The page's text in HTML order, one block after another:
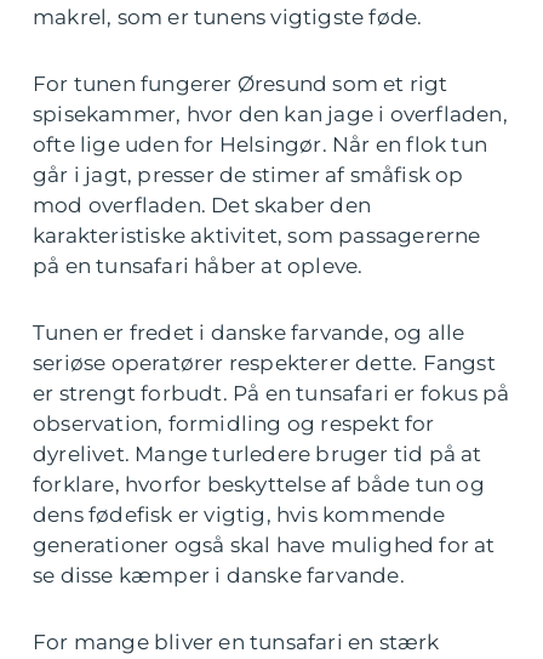
makrel, som er tunens vigtigste føde.
For tunen fungerer Øresund som et rigt
spisekammer, hvor den kan jage i overfladen,
ofte lige uden for Helsingør. Når en flok tun
går i jagt, presser de stimer af småfisk op
mod overfladen. Det skaber den
karakteristiske aktivitet, som passagererne
på en tunsafari håber at opleve.
Tunen er fredet i danske farvande, og alle
seriøse operatører respekterer dette. Fangst
er strengt forbudt. På en tunsafari er fokus på
observation, formidling og respekt for
dyrelivet. Mange turledere bruger tid på at
forklare, hvorfor beskyttelse af både tun og
dens fødefisk er vigtig, hvis kommende
generationer også skal have mulighed for at
se disse kæmper i danske farvande.
For mange bliver en tunsafari en stærk